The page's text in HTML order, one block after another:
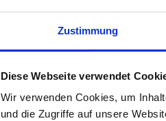
Zustimmung
Diese Webseite verwendet
Wir verwenden Cookies, um
und die Zugriffe auf unsere